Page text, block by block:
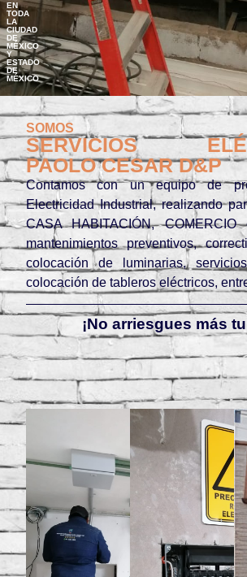
EN
TODA
LA
CIUDAD
DE
MÉXICO
Y
ESTADO
DE
MÉXICO
SOMOS
SERVICIOS
PAOLO CESAR D&P
Contamos con un equipo de
Electricidad Industrial, realizando
CASA HABITACIÓN, COMERCIO
mantenimientos preventivos,
colocación de luminarias,
colocación de tableros eléctricos,
¡No arriesgues más